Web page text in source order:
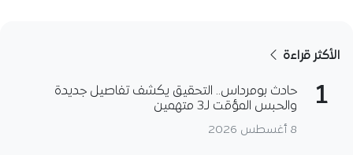
الأكثر قراءة
1
حادث بومرداس.. التحقيق يكشف تفاصيل جديدة
والحبس المؤقت لـ3 متهمين
8 أغسطس 2026